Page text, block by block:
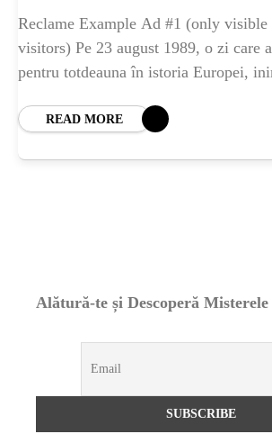
Reclame Example Ad #1 (only
visitors) Pe 23 august 1989, o zi care
pentru totdeauna în istoria Europei,
READ MORE
Alătură-te și Descoperă
STIRI 1 year ago